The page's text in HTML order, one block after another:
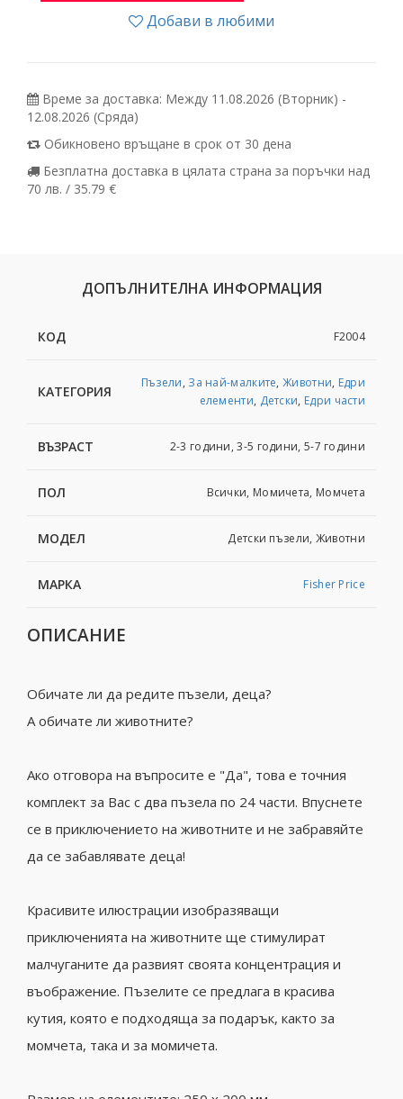
Добави в любими
Време за доставка: Между 11.08.2026 (Вторник) -
12.08.2026 (Сряда)
Обикновено връщане в срок от 30 дена
Безплатна доставка в цялата страна за поръчки над
70 лв. / 35.79 €
ДОПЪЛНИТЕЛНА ИНФОРМАЦИЯ
КОД F2004
КАТЕГОРИЯ
Пъзели, За най-малките,Животни, Едри
елементи, Детски, Eдри части
ВЪЗРАСТ 2-3 години, 3-5 години, 5-7 години
ПОЛ Всички, Момичета, Момчета
МОДЕЛ Детски пъзели, Животни
МАРКА Fisher Price
ОПИСАНИЕ
Обичате ли да редите пъзели, деца?
А обичате ли животните?
Ако отговора на въпросите е "Да", това е точния
комплект за Вас с два пъзела по 24 части. Впуснете
се в приключението на животните и не забравяйте
да се забавлявате деца!
Красивите илюстрации изобразяващи
приключенията на животните ще стимулират
малчуганите да развият своята концентрация и
въображение. Пъзелите се предлага в красива
кутия, която е подходяща за подарък, както за
момчета, така и за момичета.